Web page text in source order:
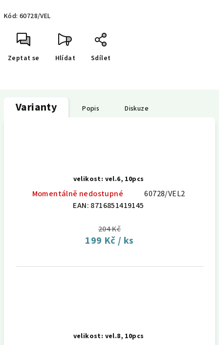
cena:
Kód: 60728/VEL
Zeptat se Hlídat Sdílet
Varianty Popis Diskuze
velikost: vel.6, 10pcs
Momentálně nedostupné
60728/VEL2
EAN: 8716851419145
204 Kč
199 Kč/ ks
velikost: vel.8, 10pcs